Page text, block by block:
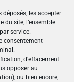
les accepter
du site, l’ensemble
service.
consentement
d’effacement
opposer au
ou bien encore,